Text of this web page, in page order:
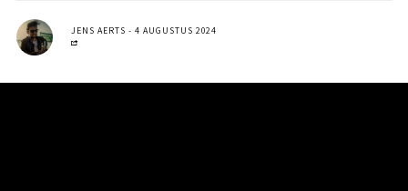
JENS AERTS 4 AUGUSTUS 2024